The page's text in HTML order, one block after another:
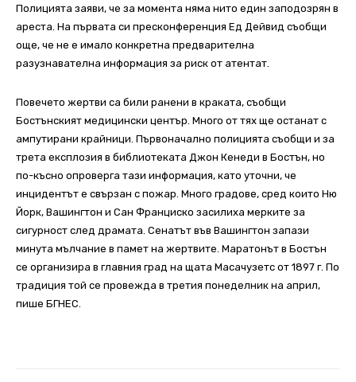
Полицията заяви, че за момента няма нито един заподозрян в
ареста. На първата си пресконференция Ед Дейвид съобщи
още, че не е имало конкретна предварителна
разузнавателна информация за риск от атентат.
Повечето жертви са били ранени в краката, съобщи
Бостънският медицински център. Много от тях ще останат с
ампутирани крайници. Първоначално полицията съобщи и за
трета експлозия в библиотеката Джон Кенеди в Бостън, но
по-късно опроверга тази информация, като уточни, че
инцидентът е свързан с пожар. Много градове, сред които Ню
Йорк, Вашингтон и Сан Франциско засилиха мерките за
сигурност след драмата. Сенатът във Вашингтон запази
минута мълчание в памет на жертвите. Маратонът в Бостън
се организира в главния град на щата Масачузетс от 1897 г. По
традиция той се провежда в третия понеделник на април,
пише БГНЕС.